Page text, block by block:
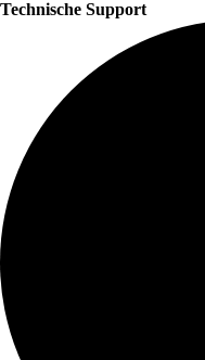
Technische Support